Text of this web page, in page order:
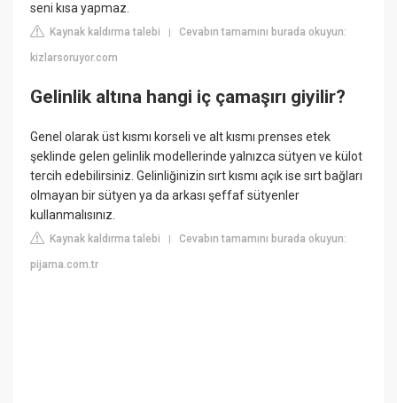
seni kısa yapmaz.
Kaynak kaldırma talebi |Cevabın tamamını burada okuyun:
kizlarsoruyor.com
Gelinlik altına hangi iç çamaşırı giyilir?
Genel olarak üst kısmı korseli ve alt kısmı prenses etek
şeklinde gelen gelinlik modellerinde yalnızca sütyen ve külot
tercih edebilirsiniz. Gelinliğinizin sırt kısmı açık ise sırt bağları
olmayan bir sütyen ya da arkası şeffaf sütyenler
kullanmalısınız.
Kaynak kaldırma talebi |Cevabın tamamını burada okuyun:
pijama.com.tr